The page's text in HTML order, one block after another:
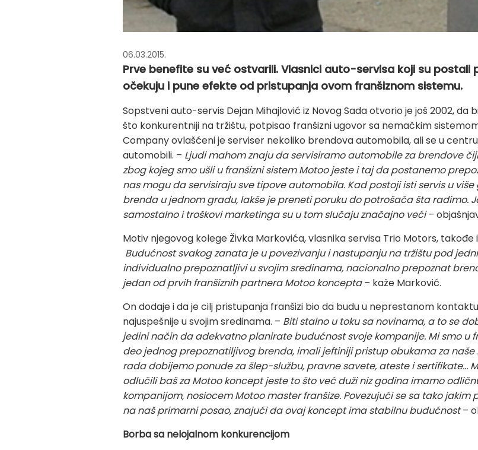
06.03.2015.
Prve benefite su već ostvarili. Vlasnici auto-servisa koji su postali
očekuju i pune efekte od pristupanja ovom franšiznom sistemu.
Sopstveni auto-servis Dejan Mihajlović iz Novog Sada otvorio je još 2002, da
što konkurentniji na tržištu, potpisao franšizni ugovor sa nemačkim
Company ovlašćeni je serviser nekoliko brendova automobila, ali se u
automobili. – Ljudi mahom znaju da servisiramo automobile za brendove
zbog kojeg smo ušli u franšizni sistem Motoo jeste i taj da postanemo
nas mogu da servisiraju sve tipove automobila. Kad postoji isti servis u
brenda u jednom gradu, lakše je preneti poruku do potrošača šta radimo.
samostalno i troškovi marketinga su u tom slučaju značajno veći–
Motiv njegovog kolege Živka Markovića, vlasnika servisa Trio Motors, takođe
Budućnost svakog zanata je u povezivanju i nastupanju na tržištu pod
individualno prepoznatljivi u svojim sredinama, nacionalno prepoznat
jedan od prvih franšiznih partnera Motoo koncepta– kaže Marković.
On dodaje i da je cilj pristupanja franšizi bio da budu u neprestanom
najuspešnije u svojim sredinama. – Biti stalno u toku sa novinama, a to se
jedini način da adekvatno planirate budućnost svoje kompanije. Mi smo u
deo jednog prepoznatiljivog brenda, imali jeftiniji pristup obukama za
rada dobijemo ponude za šlep-službu, pravne savete, ateste i sertifikate...
odlučili baš za Motoo koncept jeste to što već duži niz godina imamo
kompanijom, nosiocem Motoo master franšize. Povezujući se sa tako
na naš primarni posao, znajući da ovaj koncept ima stabilnu budućnost–
Borba sa nelojalnom konkurencijom